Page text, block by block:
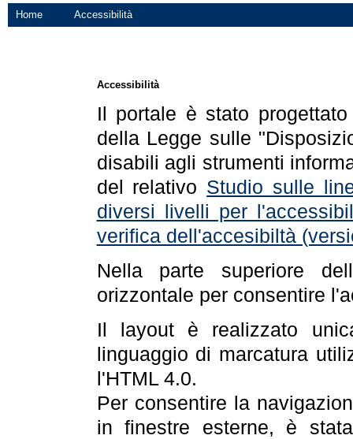
Home Accessibilità
Accessibilità
Il portale è stato
della Legge sulle
disabili agli strumenti
del relativo Studio sulle
diversi livelli per
verifica dell'accesibiltà
Nella parte superiore
orizzontale per consentire
Il layout è realizzato
linguaggio di marcatura
l'HTML 4.0.
Per consentire la
in finestre esterne, è